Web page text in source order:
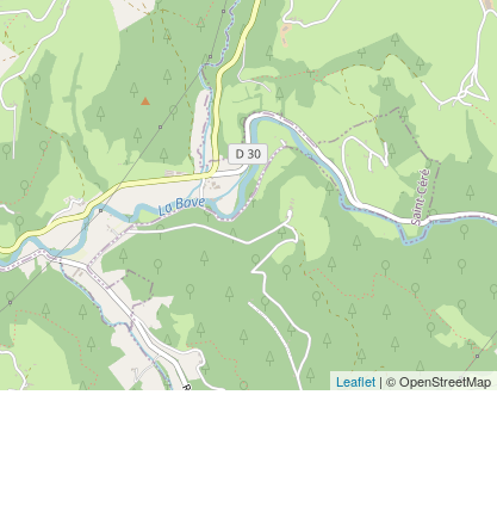
Leaflet | © OpenStreetMap